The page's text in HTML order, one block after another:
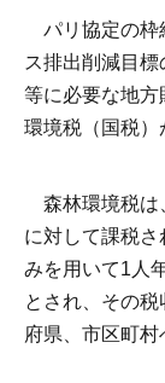
パリ協定の枠
ス排出削減目
等に必要な地
環境税（国税）
森林環境税は
に対して課税
みを用いて1人
とされ、その
府県、市区町村